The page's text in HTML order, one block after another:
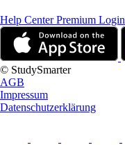
Help CenterPremium Login
© StudySmarter
AGB
Impressum
Datenschutzerklärung